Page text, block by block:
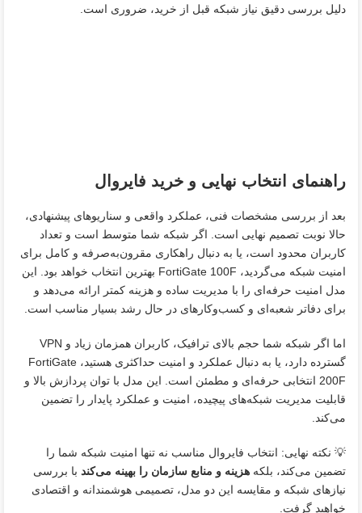
دلیل بررسی دقیق نیاز شبکه قبل از خرید، ضروری است.
راهنمای انتخاب نهایی و خرید فایروال
بعد از بررسی مشخصات فنی، عملکرد واقعی و سناریوهای پیشنهادی،
حالا نوبت تصمیم نهایی است. اگر شبکه شما متوسط است و تعداد
کاربران محدود است، یا به دنبال راهکاری مقرون‌به‌صرفه و کامل برای
امنیت شبکه می‌گردید، FortiGate 100F بهترین انتخاب خواهد بود. این
مدل امنیت حرفه‌ای را با مدیریت ساده و هزینه کمتر ارائه می‌دهد و
برای دفاتر شعبه‌ای و کسب‌وکارهای در حال رشد بسیار مناسب است.
اما اگر شبکه شما حجم بالای ترافیک، کاربران همزمان زیاد و VPN
گسترده دارد، یا به دنبال عملکرد و امنیت حداکثری هستید، FortiGate
200F انتخابی حرفه‌ای و مطمئن است. این مدل با توان پردازش بالا و
قابلیت مدیریت شبکه‌های پیچیده، امنیت و عملکرد پایدار را تضمین
می‌کند.
💡 نکته نهایی: انتخاب فایروال مناسب نه تنها امنیت شبکه شما را
تضمین می‌کند، بلکه هزینه و منابع سازمان را بهینه می‌کند با بررسی
نیازهای شبکه و مقایسه این دو مدل، تصمیمی هوشمندانه و اقتصادی
خواهید گرفت.